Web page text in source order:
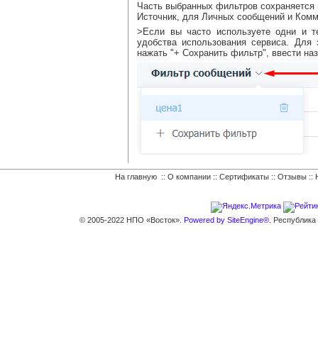
Часть выбранных фильтров
Источник, для Личных сообщений и
>Если вы часто используете одни и
удобства использования сервиса.
нажать "+ Сохранить фильтр", ввести
На главную :: О компании :: Сертификаты :: Отзывы ::
© 2005-2022 НПО «Восток». Powered by SiteEngine®.